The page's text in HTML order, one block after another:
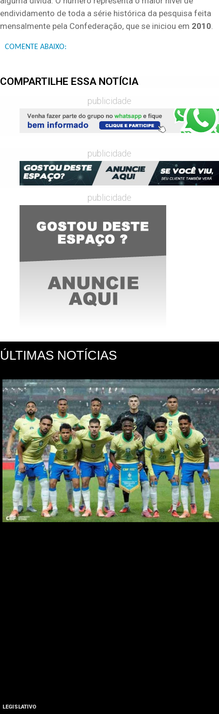
endividamento de toda a série histórica da pesquisa feita
mensalmente pela Confederação, que se iniciou em 2010.
COMENTE ABAIXO:
COMPARTILHE ESSA NOTÍCIA
publicidade
publicidade
publicidade
ÚLTIMAS NOTÍCIAS
LEGISLATIVO